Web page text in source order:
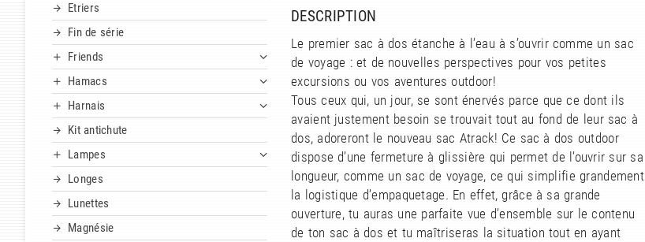
Etriers
Fin de série
Friends
Hamacs
Harnais
Kit antichute
Lampes
Longes
Lunettes
Magnésie
DESCRIPTION
Le premier sac à dos étanche à l’eau à s’ouvrir comme un sac
de voyage : et de nouvelles perspectives pour vos petites
excursions ou vos aventures outdoor!
Tous ceux qui, un jour, se sont énervés parce que ce dont ils
avaient justement besoin se trouvait tout au fond de leur sac à
dos, adoreront le nouveau sac Atrack! Ce sac à dos outdoor
dispose d’une fermeture à glissière qui permet de l’ouvrir sur sa
longueur, comme un sac de voyage, ce qui simplifie grandement
la logistique d’empaquetage. En effet, grâce à sa grande
ouverture, tu auras une parfaite vue d’ensemble sur le contenu
de ton sac à dos et tu maîtriseras la situation tout en ayant